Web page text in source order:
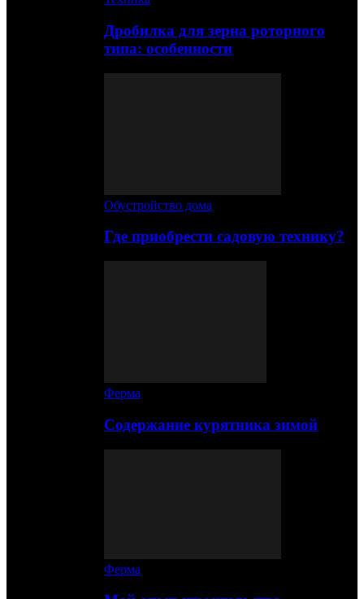
Дробилка для зерна роторного
типа: особенности
Обустройство дома
Где приобрести садовую технику?
Ферма
Содержание курятника зимой
Ферма